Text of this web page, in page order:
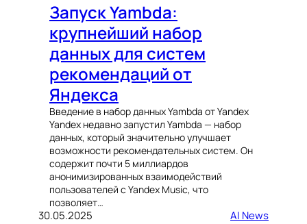
Запуск Yambda:
крупнейший набор
данных для систем
рекомендаций от
Яндекса
Введение в набор данных Yambda от Yandex
Yandex недавно запустил Yambda — набор
данных, который значительно улучшает
возможности рекомендательных систем. Он
содержит почти 5 миллиардов
анонимизированных взаимодействий
пользователей с Yandex Music, что
позволяет…
30.05.2025 AI News